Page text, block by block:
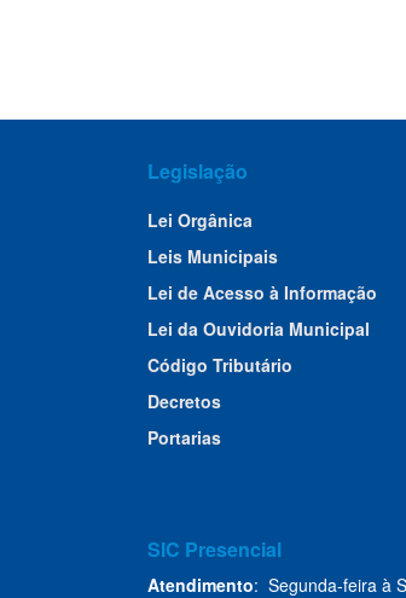
Legislação
Lei Orgânica
Leis Municipais
Lei de Acesso à Informação
Lei da Ouvidoria Municipal
Código Tributário
Decretos
Portarias
SIC Presencial
Atendimento: Segunda-feira à